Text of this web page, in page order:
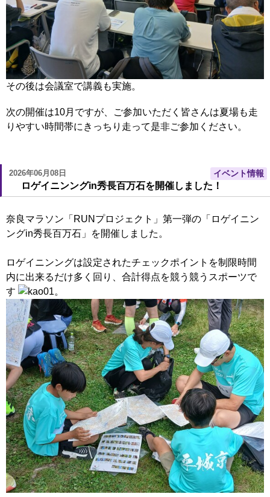
その後は会議室で講義も実施。
次の開催は10月ですが、ご参加いただく皆さんは夏場も走
りやすい時間帯にきっちり走って是非ご参加ください。
2026年06月08日 イベント情報
ロゲイニンングin秀長百万石を開催しました！
奈良マラソン「RUNプロジェクト」第一弾の「ロゲイニン
ングin秀長百万石」を開催しました。
ロゲイニンングは設定されたチェックポイントを制限時間
内に出来るだけ多く回り、合計得点を競う競うスポーツで
す
。